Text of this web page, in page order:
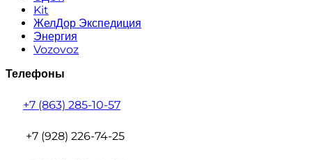
Kit
ЖелДор Экспедиция
Энергия
Vozovoz
Телефоны
+7 (863) 285-10-57
+7 (928) 226-74-25